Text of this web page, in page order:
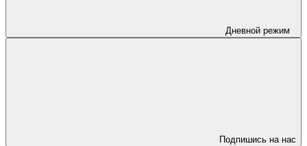
Дневной режим
Подпишись на нас